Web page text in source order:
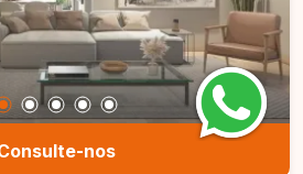
nos